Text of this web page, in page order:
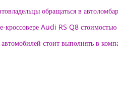
обращаться в
кроссовере Audi RS Q8
стоит выполнять в